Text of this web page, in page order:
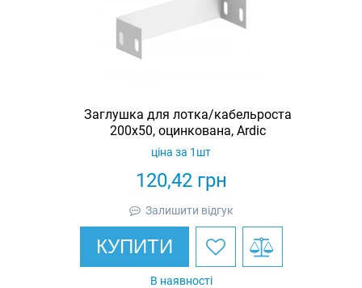
Заглушка для лотка/кабельроста
200х50, оцинкована, Ardic
120,42грн
ціна за 1шт
Залишити відгук
КУПИТИ
В наявності